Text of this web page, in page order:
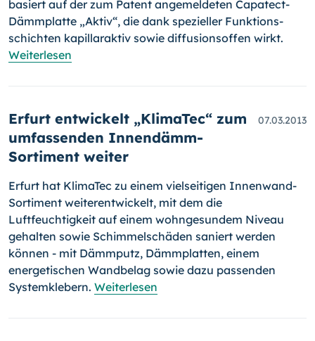
basiert auf der zum Patent ange­meldeten Capatect-
Dämmplatte „Aktiv“, die dank spezieller Funktions­
schichten kapil­laraktiv sowie diffusionsoffen wirkt.
Weiterlesen
Erfurt entwickelt „KlimaTec“ zum
umfassenden Innendämm-
Sortiment weiter
07.03.2013
Erfurt hat KlimaTec zu einem viel­seitigen Innenwand-
Sortiment weiter­entwickelt, mit dem die
Luftfeuchtigkeit auf einem wohngesundem Ni­veau
gehalten so­wie Schimmelschäden saniert werden
können - mit Dämmputz, Dämmplatten, einem
energetischen Wandbelag sowie dazu passenden
Systemklebern. Weiterlesen